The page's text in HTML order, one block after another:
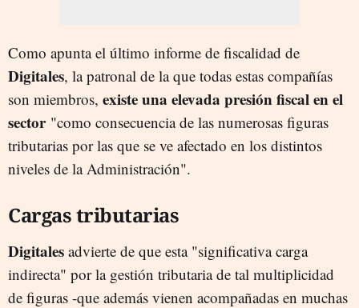
Como apunta el último informe de fiscalidad de
Digitales, la patronal de la que todas estas compañías
son miembros, existe una elevada presión fiscal en el
sector"como consecuencia de las numerosas figuras
tributarias por las que se ve afectado en los distintos
niveles de la Administración".
Cargas tributarias
Digitales advierte de que esta "significativa carga
indirecta" por la gestión tributaria de tal multiplicidad
de figuras -que además vienen acompañadas en muchas